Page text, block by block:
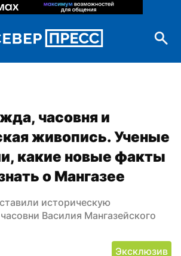
часовня и
живопись. Ученые
какие новые факты
о Мангазее
историческую
Василия Мангазейского
Эксклюзив